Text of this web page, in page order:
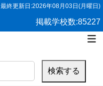
最終更新日:2026年08月03日(月曜日)
掲載学校数:85227